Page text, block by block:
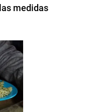
medidas